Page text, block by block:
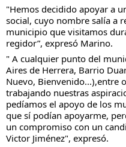
"Hemos decidido apoyar a
social, cuyo nombre salía a
municipio que visitamos
regidor”, expresó Marino.
" A cualquier punto del
Aires de Herrera, Barrio
Nuevo, Bienvenido...),entre
trabajando nuestras
pedíamos el apoyo de los
que sí podían apoyarme,
un compromiso con un
Victor Jiménez", expresó.